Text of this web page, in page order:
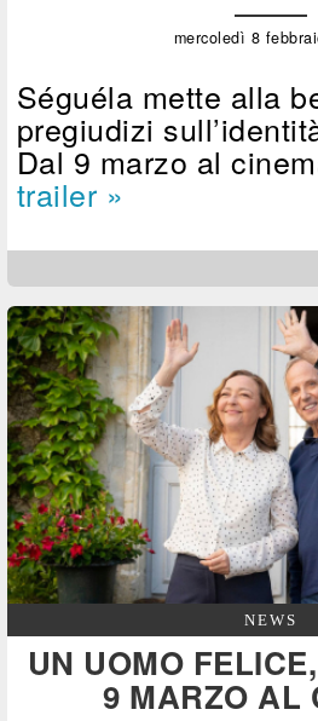
mercoledì 8
Séguéla mette alla
pregiudizi
Dal 9 marzo al
trailer »
NEWS
UN UOMO
9 MARZO AL